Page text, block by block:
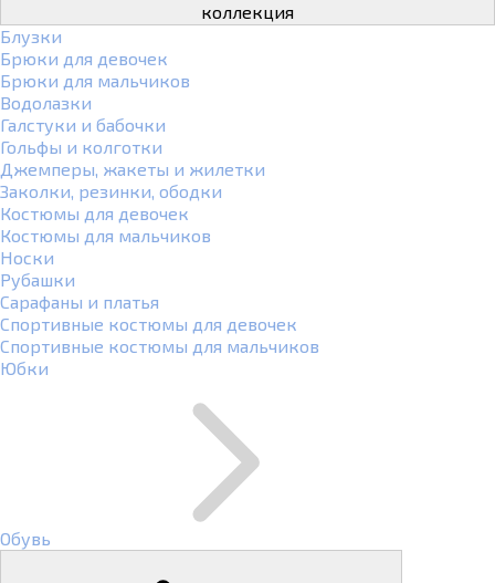
коллекция
Блузки
Брюки для девочек
Брюки для мальчиков
Водолазки
Галстуки и бабочки
Гольфы и колготки
Джемперы, жакеты и жилетки
Заколки, резинки, ободки
Костюмы для девочек
Костюмы для мальчиков
Носки
Рубашки
Сарафаны и платья
Спортивные костюмы для девочек
Спортивные костюмы для мальчиков
Юбки
Обувь